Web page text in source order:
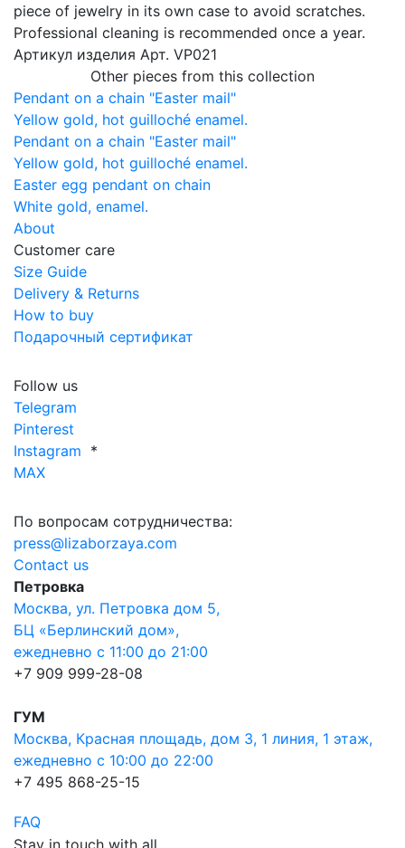
piece of jewelry in its own case to avoid scratches.
Professional cleaning is recommended once a year.
Артикул изделия Арт. VP021
Other pieces from this collection
Pendant on a chain "Easter mail"
Yellow gold, hot guilloché enamel.
Pendant on a chain "Easter mail"
Yellow gold, hot guilloché enamel.
Easter egg pendant on chain
White gold, enamel.
About
Customer care
Size Guide
Delivery & Returns
How to buy
Подарочный сертификат
Follow us
Telegram
Pinterest
Instagram *
MAX
По вопросам сотрудничества:
press@lizaborzaya.com
Contact us
Петровка
Москва, ул. Петровка дом 5,
БЦ «Берлинский дом»,
ежедневно с 11:00 до 21:00
+7 909 999-28-08
ГУМ
Москва, Красная площадь, дом 3, 1 линия, 1 этаж,
ежедневно с 10:00 до 22:00
+7 495 868-25-15
FAQ
Stay in touch with all